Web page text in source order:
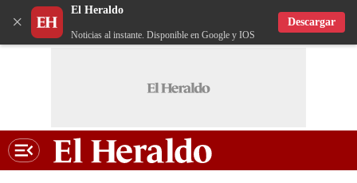
×
El Heraldo
Noticias al instante. Disponible en Google y IOS
Descargar